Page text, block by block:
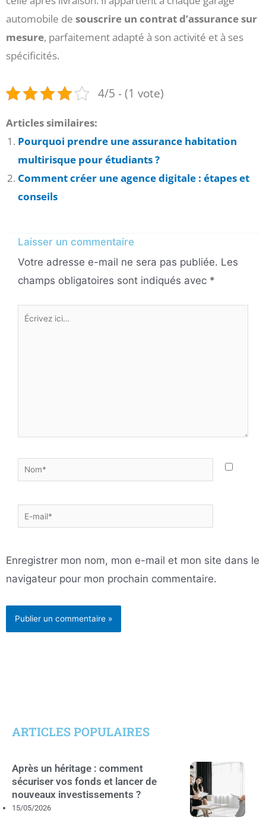
automobile de souscrire un contrat d’assurance sur
mesure, parfaitement adapté à son activité et à ses
spécificités.
4/5 - (1 vote)
Articles similaires:
Pourquoi prendre une assurance habitation
multirisque pour étudiants ?
Comment créer une agence digitale : étapes et
conseils
Laisser un commentaire
Votre adresse e-mail ne sera pas publiée. Les
champs obligatoires sont indiqués avec *
Écrivez
Nom*
E-
mail*
Enregistrer mon nom, mon e-mail et mon site dans le
navigateur pour mon prochain commentaire.
ARTICLES POPULAIRES
Après un héritage : comment
sécuriser vos fonds et lancer de
nouveaux investissements ?
15/05/2026